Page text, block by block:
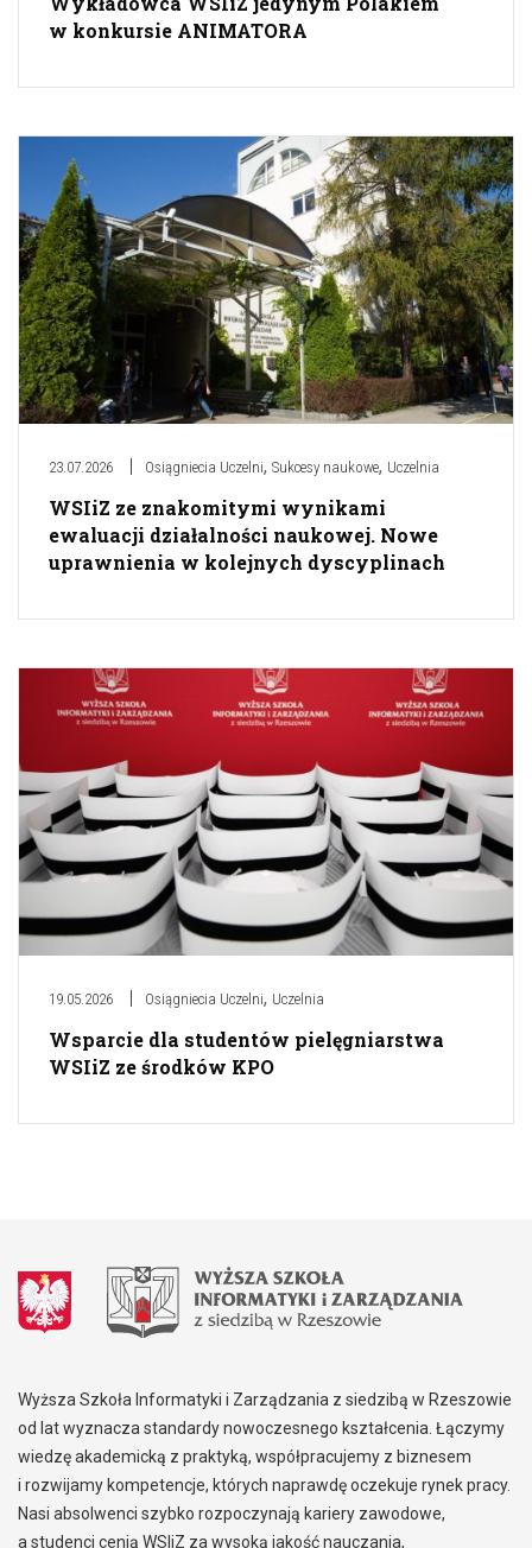
w konkursie ANIMATORA
23.07.2026 Osiągniecia Uczelni, Sukcesy naukowe, Uczelnia
WSIiZ ze znakomitymi wynikami
ewaluacji działalności naukowej. Nowe
uprawnienia w kolejnych dyscyplinach
19.05.2026 Osiągniecia Uczelni, Uczelnia
Wsparcie dla studentów pielęgniarstwa
WSIiZ ze środków KPO
Wyższa Szkoła Informatyki i Zarządzania z siedzibą w Rzeszowie
od lat wyznacza standardy nowoczesnego kształcenia. Łączymy
wiedzę akademicką z praktyką, współpracujemy z biznesem
i rozwijamy kompetencje, których naprawdę oczekuje rynek pracy.
Nasi absolwenci szybko rozpoczynają kariery zawodowe,
a studenci cenią WSIiZ za wysoką jakość nauczania,